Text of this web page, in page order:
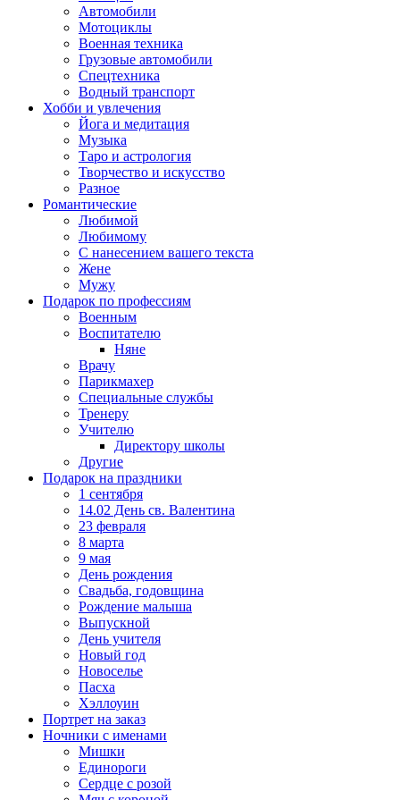
Автомобили
Мотоциклы
Военная техника
Грузовые автомобили
Спецтехника
Водный транспорт
Хобби и увлечения
Йога и медитация
Музыка
Таро и астрология
Творчество и искусство
Разное
Романтические
Любимой
Любимому
С нанесением вашего текста
Жене
Мужу
Подарок по профессиям
Военным
Воспитателю
Няне
Врачу
Парикмахер
Специальные службы
Тренеру
Учителю
Директору школы
Другие
Подарок на праздники
1 сентября
14.02 День св. Валентина
23 февраля
8 марта
9 мая
День рождения
Свадьба, годовщина
Рождение малыша
Выпускной
День учителя
Новый год
Новоселье
Пасха
Хэллоуин
Портрет на заказ
Ночники с именами
Мишки
Единороги
Сердце с розой